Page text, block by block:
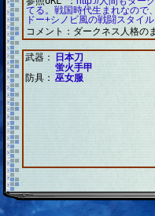
てる。戦国時代生まれなので
ドー+シノビ風の戦闘スタイル
コメント： ダークネス人格の
武器：
日本刀
蛍火手甲
防具： 巫女服